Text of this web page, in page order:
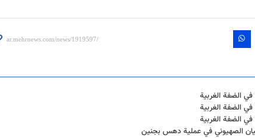
الضفة الغربية
الضفة الغربية
الضفة الغربية
الصهيوني في عملية دهس بجنين